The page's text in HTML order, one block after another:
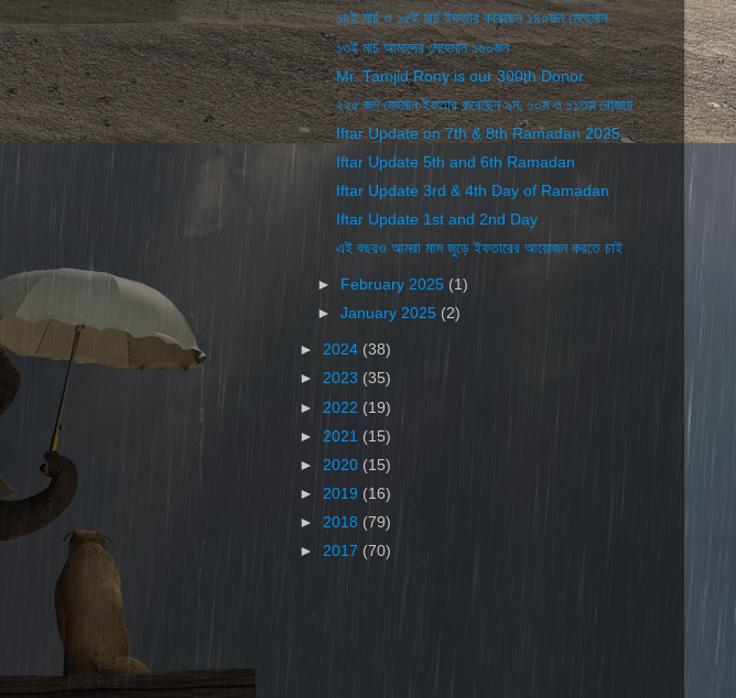
১৪ই মার্চ ও ১৫ই মার্চ ইফতার করেছেন ১৪০জন মেহেমান
১৩ই মার্চ আমাদের মেহেমান ১৬০জন
Mr. Tamjid Rony is our 300th Donor
২২৫ জন মেহমান ইফতার করেছেন ৯ম, ১০ম ও ১১তম রোজায়
Iftar Update on 7th & 8th Ramadan 2025
Iftar Update 5th and 6th Ramadan
Iftar Update 3rd & 4th Day of Ramadan
Iftar Update 1st and 2nd Day
এই বছরও আমরা মাস জুড়ে ইফতারের আয়োজন করতে চাই
► February 2025 (1)
►January 2025 (2)
► 2024 (38)
► 2023 (35)
► 2022 (19)
► 2021 (15)
► 2020 (15)
► 2019 (16)
► 2018 (79)
► 2017 (70)